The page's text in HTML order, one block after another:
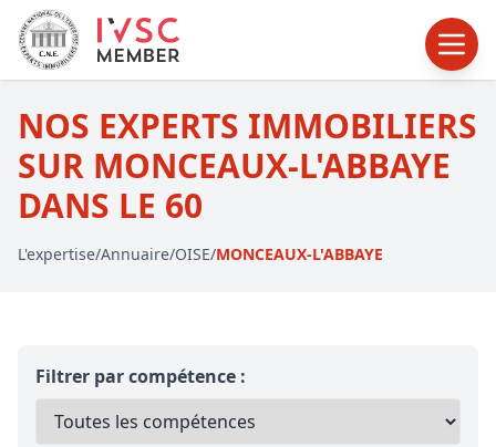
NOS EXPERTS IMMOBILIERS
SUR MONCEAUX-L'ABBAYE
DANS LE 60
L'expertise/Annuaire/OISE/MONCEAUX-L'ABBAYE
Filtrer par compétence :